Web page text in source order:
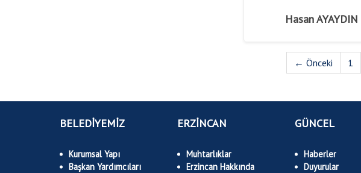
Hasan AYAYDIN
← Önceki 1
BELEDİYEMİZ
Kurumsal Yapı
Başkan Yardımcıları
ERZİNCAN
Muhtarlıklar
Erzincan Hakkında
GÜNCEL
Haberler
Duyurular